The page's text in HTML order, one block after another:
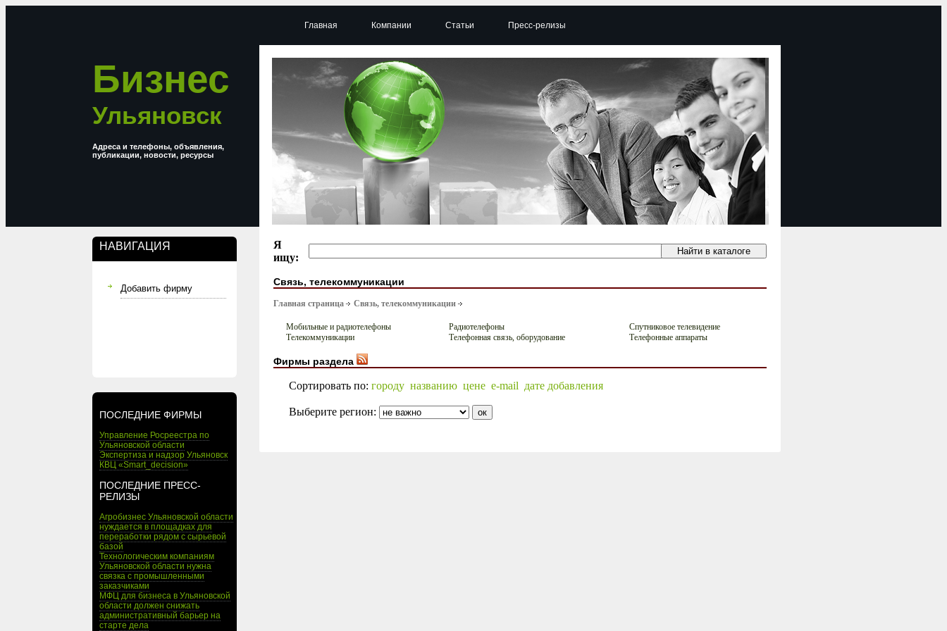
Бизнес
Ульяновск
Адреса и телефоны, объявления,
публикации, новости, ресурсы
НАВИГАЦИЯ
Добавить фирму
ПОСЛЕДНИЕ ФИРМЫ
Управление Росреестра по
Ульяновской области
Экспертиза и надзор Ульяновск
КВЦ «Smart_decision»
ПОСЛЕДНИЕ ПРЕСС-
РЕЛИЗЫ
Агробизнес Ульяновской области
нуждается в площадках для
переработки рядом с сырьевой
базой
Технологическим компаниям
Ульяновской области нужна
связка с промышленными
заказчиками
МФЦ для бизнеса в Ульяновской
области должен снижать
административный барьер на
старте дела
Главная Компании Статьи Пресс-релизы
Я
ищу:
Связь, телекоммуникации
Главная страница Связь, телекоммуникации
Мобильные и радиотелефоны Радиотелефоны
Спутниковое телевидение
Телекоммуникации
Телефонная связь, оборудование Телефонные аппараты
Фирмы раздела
Сортировать по: городу названию цене e-mail дате добавления
Выберите регион: